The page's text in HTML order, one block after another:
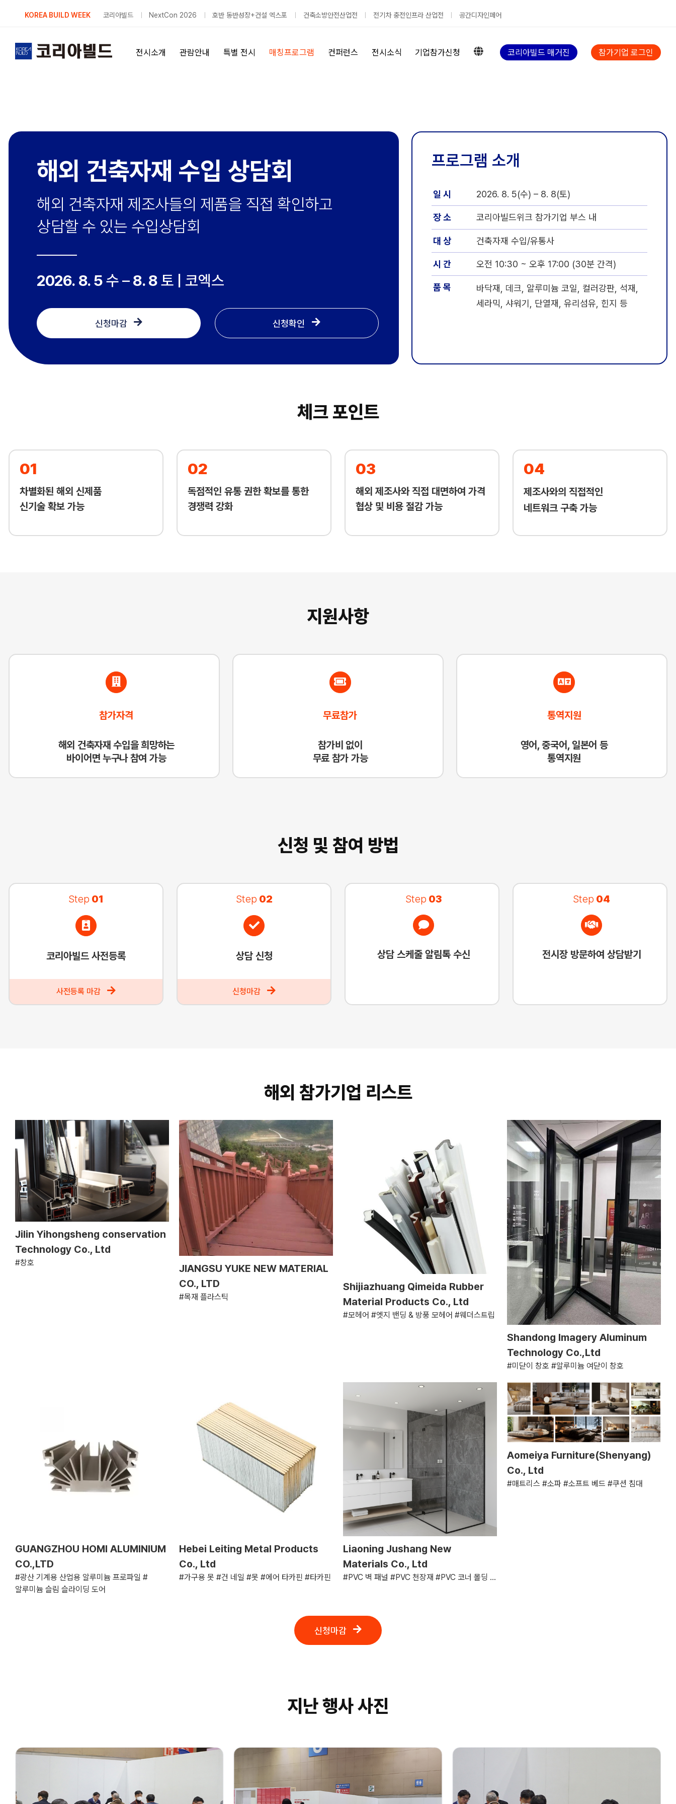
KOREA BUILD WEEK 코리아빌드 NextCon 2026 호반 동반성장+건설 엑스포 건축소방안전산업전 전기차 충전인프라 산업전 공간디자인페어
전시소개 관람안내 특별 전시 매칭프로그램 컨퍼런스 전시소식 기업참가신청 코리아빌드 매거진 참가기업 로그인
해외 건축자재 수입 상담회
해외 건축자재 제조사들의 제품을 직접 확인하고
상담할 수 있는 수입상담회
2026. 8. 5수 –8. 8토 | 코엑스
신청마감 신청확인
프로그램 소개
일 시 2026. 8. 5(수) – 8. 8(토)
장 소 코리아빌드위크 참가기업 부스 내
대 상 건축자재 수입/유통사
시 간 오전 10:30 ~ 오후 17:00 (30분 간격)
품 목
바닥재, 데크, 알루미늄 코일, 컬러강판, 석재,
세라믹, 샤워기, 단열재, 유리섬유, 힌지 등
체크 포인트
01
차별화된 해외 신제품
신기술 확보 가능
02
독점적인 유통 권한 확보를 통한
경쟁력 강화
03
해외 제조사와 직접 대면하여 가격
협상 및 비용 절감 가능
04
제조사와의 직접적인
네트워크 구축 가능
지원사항
참가자격
해외 건축자재 수입을 희망하는
바이어면 누구나 참여 가능
무료참가
참가비 없이
무료 참가 가능
통역지원
영어, 중국어, 일본어 등
통역지원
신청 및 참여 방법
Step 01
코리아빌드 사전등록
사전등록 마감
Step 02
상담 신청
신청마감
Step 03
상담 스케줄 알림톡 수신
Step 04
전시장 방문하여 상담받기
해외 참가기업 리스트
Jilin Yihongsheng conservation
Technology Co., Ltd
#창호
JIANGSU YUKE NEW MATERIAL
CO., LTD
#목재 플라스틱
Shijiazhuang Qimeida Rubber
Material Products Co., Ltd
#모헤어 #엣지 밴딩 & 방풍 모헤어 #웨더스트립
Shandong Imagery Aluminum
Technology Co.,Ltd
#미닫이 창호 #알루미늄 여닫이 창호
GUANGZHOU HOMI ALUMINIUM
CO.,LTD
#광산 기계용 산업용 알루미늄 프로파일 #
알루미늄 슬림 슬라이딩 도어
Hebei Leiting Metal Products
Co., Ltd
#가구용 못 #건 네일 #못 #에어 타카핀 #타카핀
Liaoning Jushang New
Materials Co., Ltd
#PVC 벽 패널 #PVC 천장재 #PVC 코너 몰딩 ...
Aomeiya Furniture(Shenyang)
Co., Ltd
#매트리스 #소파 #소프트 베드 #쿠션 침대
신청마감
지난 행사 사진